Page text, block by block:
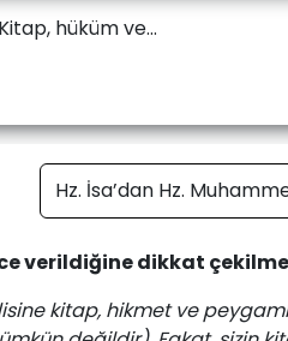
hüküm ve...
verildiğine dikkat
kitap, hikmet ve